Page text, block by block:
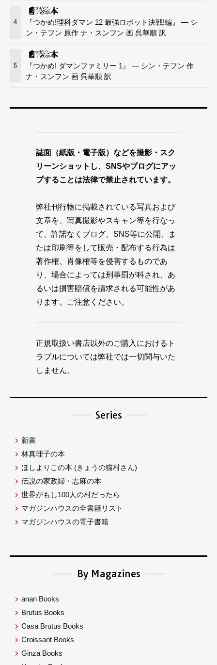
4
『つかめ!理科ダマン 12 最強ロボット決戦!編』 — シ
ン・テフン 原作 ナ・スンフン 画 呉華順 訳
5
『つかめ! ダマンファミリー 1』 — シン・テフン 作
ナ・スンフン 画 呉華順 訳
誌面（紙版・電子版）などを撮影・スク
リーンショットし、SNSやブログにアッ
プすることは法律で禁止されています。
弊社刊行物に掲載されている写真および
文章を、写真撮影やスキャン等を行なっ
て、許諾なくブログ、SNS等に公開、ま
たは印刷等をして販売・配布する行為は
著作権、肖像権等を侵害するものであ
り、場合によっては刑事罰が科され、あ
るいは損害賠償を請求される可能性があ
ります。ご注意ください。
正規取扱い書店以外のご購入におけるト
ラブルについては弊社では一切関与いた
しません。
Series
新書
林真理子の本
ほしよりこの本 (きょうの猫村さん)
伝説の家政婦・志麻の本
世界がもし100人の村だったら
マガジンハウスの全書籍リスト
マガジンハウスの電子書籍
By Magazines
anan Books
Brutus Books
Casa Brutus Books
Croissant Books
Ginza Books